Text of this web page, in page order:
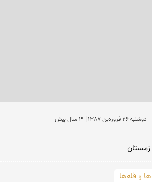
دوشنبه 26 فروردين 1387 | 19 سال پیش
و قله‌ها